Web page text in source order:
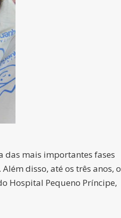
das mais importantes fases
disso, até os três anos, o
Hospital Pequeno Príncipe,